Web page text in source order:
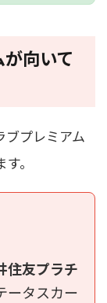
向いて
ブプレミアム
。
住友プラチ
ータスカー